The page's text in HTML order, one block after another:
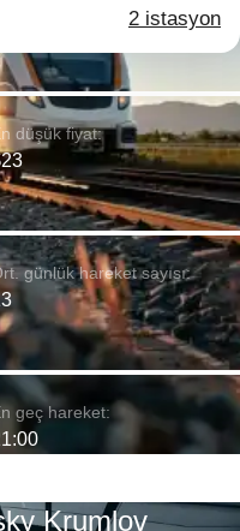
2 istasyon
düşük fiyat:
günlük hareket sayısı:
geç hareket:
Krumlov